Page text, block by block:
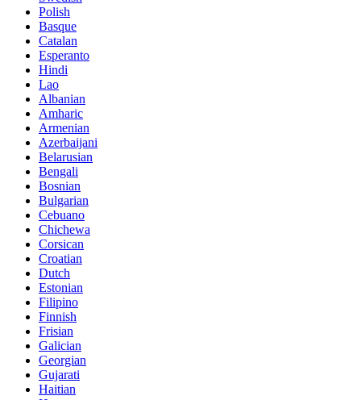
Polish
Basque
Catalan
Esperanto
Hindi
Lao
Albanian
Amharic
Armenian
Azerbaijani
Belarusian
Bengali
Bosnian
Bulgarian
Cebuano
Chichewa
Corsican
Croatian
Dutch
Estonian
Filipino
Finnish
Frisian
Galician
Georgian
Gujarati
Haitian